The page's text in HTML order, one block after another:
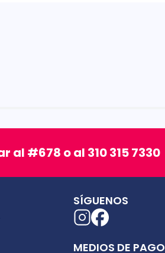
al #678 o al 310 315 7330
SÍGUENOS
MEDIOS DE PAGO